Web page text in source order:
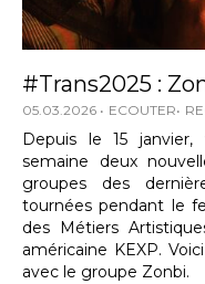
#Trans2025 :
05.03.2026 ECOUTER
Depuis le 15
semaine deux
groupes des
tournées pendant le
des Métiers
américaine KEXP.
avec le groupe Zonbi.